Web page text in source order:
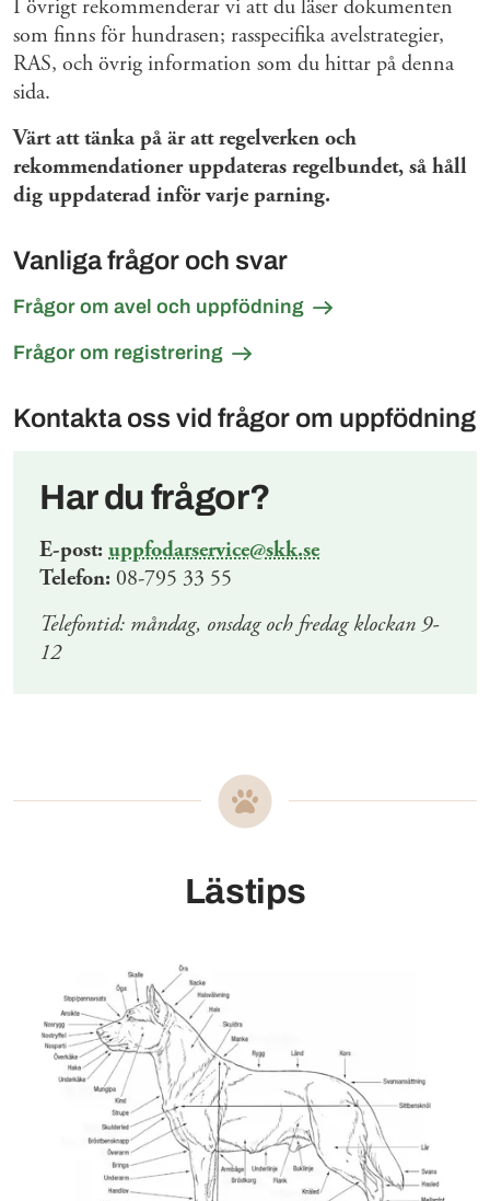
I övrigt rekommenderar vi att du läser dokumenten
som finns för hundrasen; rasspecifika avelstrategier,
RAS, och övrig information som du hittar på denna
sida.
Värt att tänka på är att regelverken och
rekommendationer uppdateras regelbundet, så håll
dig uppdaterad inför varje parning.
Vanliga frågor och svar
Frågor om avel och uppfödning
Frågor om registrering
Kontakta oss vid frågor om uppfödning
Har du frågor?
E-post: uppfodarservice@skk.se
Telefon: 08-795 33 55
Telefontid: måndag, onsdag och fredag klockan 9-
12
Lästips